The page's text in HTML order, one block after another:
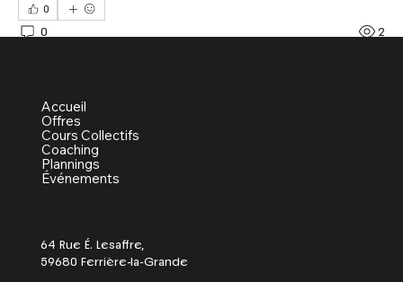
0
0 2
Accueil
Offres
Cours Collectifs
Coaching
Plannings
Événements
64 Rue É. Lesaffre,
59680 Ferrière-la-Grande